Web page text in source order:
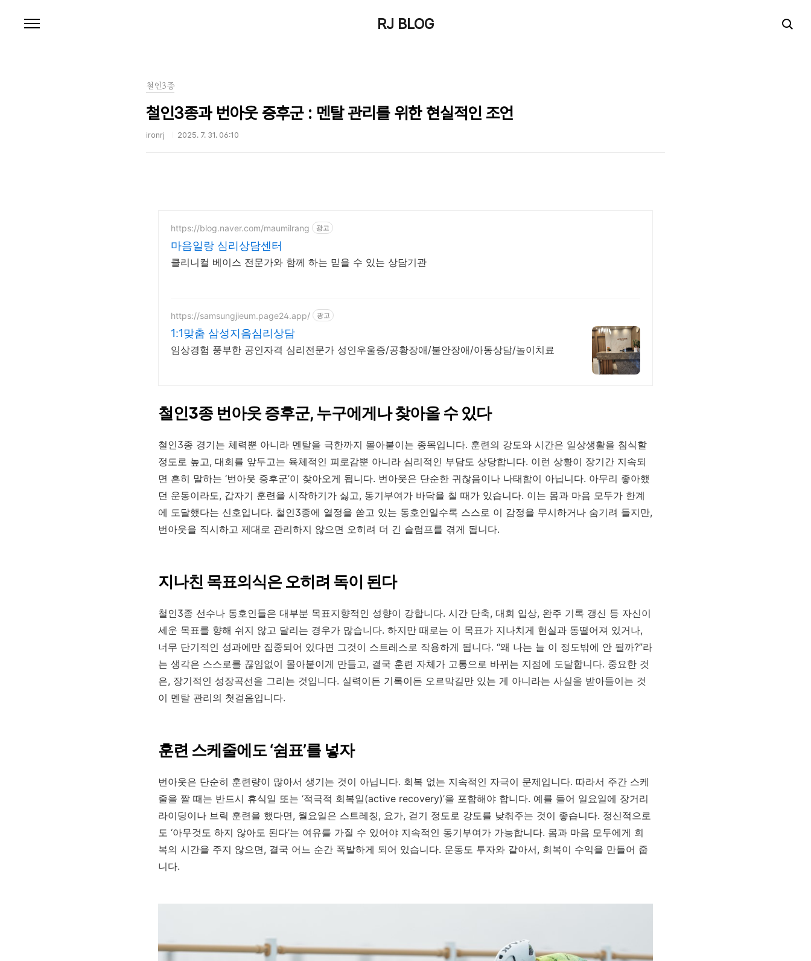
RJ BLOG
철인3종
철인3종과 번아웃 증후군 : 멘탈 관리를 위한 현실적인 조언
ironrj 2025. 7. 31. 06:10
https://blog.naver.com/maumilrang 광고
마음일랑 심리상담센터
클리니컬 베이스 전문가와 함께 하는 믿을 수 있는 상담기관
https://samsungjieum.page24.app/ 광고
1:1맞춤 삼성지음심리상담
임상경험 풍부한 공인자격 심리전문가 성인우울증/공황장애/불안장애/아동상담/놀이치료
철인3종 번아웃 증후군, 누구에게나 찾아올 수 있다
철인3종 경기는 체력뿐 아니라 멘탈을 극한까지 몰아붙이는 종목입니다. 훈련의 강도와 시간은 일상생활을 침식할
정도로 높고, 대회를 앞두고는 육체적인 피로감뿐 아니라 심리적인 부담도 상당합니다. 이런 상황이 장기간 지속되
면 흔히 말하는 ‘번아웃 증후군’이 찾아오게 됩니다. 번아웃은 단순한 귀찮음이나 나태함이 아닙니다. 아무리 좋아했
던 운동이라도, 갑자기 훈련을 시작하기가 싫고, 동기부여가 바닥을 칠 때가 있습니다. 이는 몸과 마음 모두가 한계
에 도달했다는 신호입니다. 철인3종에 열정을 쏟고 있는 동호인일수록 스스로 이 감정을 무시하거나 숨기려 들지만,
번아웃을 직시하고 제대로 관리하지 않으면 오히려 더 긴 슬럼프를 겪게 됩니다.
지나친 목표의식은 오히려 독이 된다
철인3종 선수나 동호인들은 대부분 목표지향적인 성향이 강합니다. 시간 단축, 대회 입상, 완주 기록 갱신 등 자신이
세운 목표를 향해 쉬지 않고 달리는 경우가 많습니다. 하지만 때로는 이 목표가 지나치게 현실과 동떨어져 있거나,
너무 단기적인 성과에만 집중되어 있다면 그것이 스트레스로 작용하게 됩니다. “왜 나는 늘 이 정도밖에 안 될까?”라
는 생각은 스스로를 끊임없이 몰아붙이게 만들고, 결국 훈련 자체가 고통으로 바뀌는 지점에 도달합니다. 중요한 것
은, 장기적인 성장곡선을 그리는 것입니다. 실력이든 기록이든 오르막길만 있는 게 아니라는 사실을 받아들이는 것
이 멘탈 관리의 첫걸음입니다.
훈련 스케줄에도 ‘쉼표’를 넣자
번아웃은 단순히 훈련량이 많아서 생기는 것이 아닙니다. 회복 없는 지속적인 자극이 문제입니다. 따라서 주간 스케
줄을 짤 때는 반드시 휴식일 또는 ‘적극적 회복일(active recovery)’을 포함해야 합니다. 예를 들어 일요일에 장거리
라이딩이나 브릭 훈련을 했다면, 월요일은 스트레칭, 요가, 걷기 정도로 강도를 낮춰주는 것이 좋습니다. 정신적으로
도 ‘아무것도 하지 않아도 된다’는 여유를 가질 수 있어야 지속적인 동기부여가 가능합니다. 몸과 마음 모두에게 회
복의 시간을 주지 않으면, 결국 어느 순간 폭발하게 되어 있습니다. 운동도 투자와 같아서, 회복이 수익을 만들어 줍
니다.